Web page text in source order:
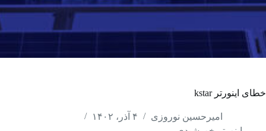
خطای اینورتر kstar
امیرحسین نوروزی
۴ آذر، ۱۴۰۲